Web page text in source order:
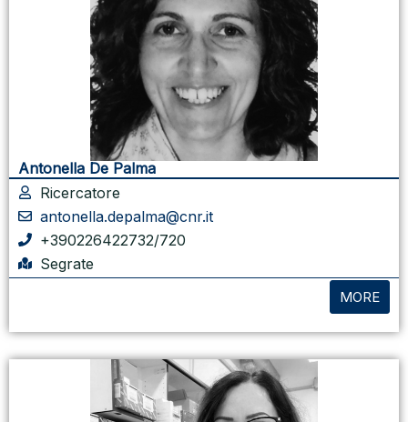
Antonella De Palma
Ricercatore
antonella.depalma@cnr.it
+390226422732/720
Segrate
MORE